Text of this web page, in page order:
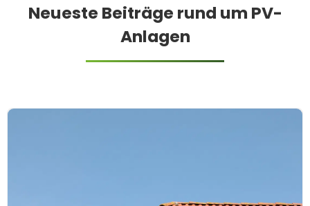
Neueste Beiträge rund um PV-
Anlagen